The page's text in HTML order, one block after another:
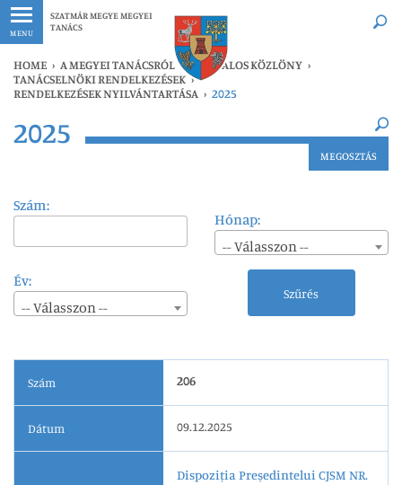
MENU
SZATMÁR MEGYE MEGYEI
TANÁCS
Legfrissebb Bármikor
HOME › A MEGYEI TANÁCSRÓL › HIVATALOS KÖZLÖNY ›
TANÁCSELNÖKI RENDELKEZÉSEK ›
RENDELKEZÉSEK NYILVÁNTARTÁSA › 2025
×
2025
MEGOSZTÁS
Szám:
Hónap:
-- Válasszon --
Év:
-- Válasszon --
Szűrés
Szám 206
Dátum 09.12.2025
Dispoziția Președintelui CJSM NR.